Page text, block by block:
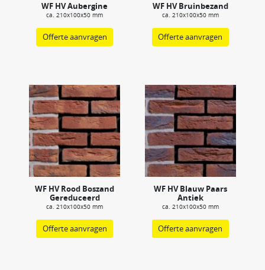
WF HV Aubergine
ca. 210x100x50 mm
Offerte aanvragen
WF HV Bruinbezand
ca. 210x100x50 mm
Offerte aanvragen
WF HV Rood Boszand
Gereduceerd
ca. 210x100x50 mm
Offerte aanvragen
WF HV Blauw Paars
Antiek
ca. 210x100x50 mm
Offerte aanvragen